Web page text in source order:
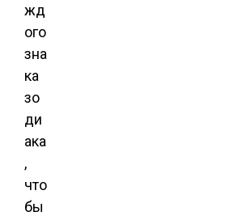
жд
ого
зна
ка
зо
ди
ака
,
что
бы